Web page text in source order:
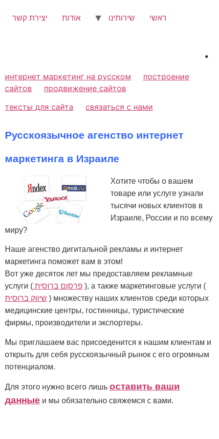
ראשי שירותינו אודות יצירת קשר
.
интернет маркетинг на русском
построение
сайтов
продвижение сайтов
тексты для сайта
связаться с нами
Русскоязычное агенство интернет
маркетинга в Израиле
Хотите чтобы о вашем
товаре или услуге узнали
тысячи новых клиентов в
Израиле, России и по всему
миру?
Наше агенство дигитальной рекламы и интернет
маркетинга поможет вам в этом!
Вот уже десяток лет мы предоставляем рекламные
услуги ( פרסום ברוסית ), а также маркетинговые услуги (
שיווק ברוסית ) множеству наших клиентов среди которых
медицинские центры, гостинницы, туристические
фирмы, производители и экспортеры.
Мы приглашаем вас присоеденится к нашим клиентам и
открыть для себя русскоязычный рынок с его огромным
потенциалом.
Для этого нужно всего лишь оставить ваши
данные и мы обязательно свяжемся с вами.